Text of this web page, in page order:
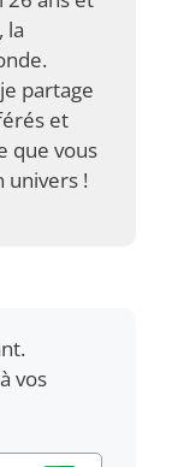
la
partage
et
que vous
univers !
vos